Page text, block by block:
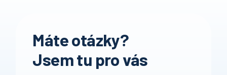
Máte otázky?
Jsem tu pro vás